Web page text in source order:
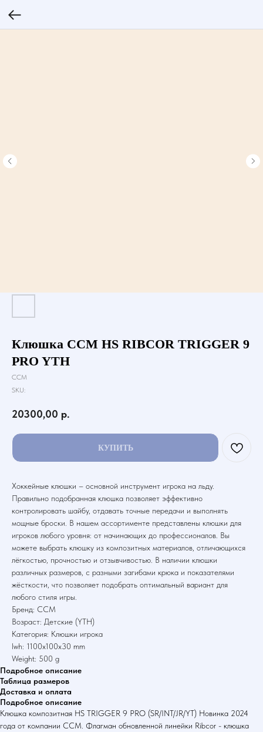
Клюшка CCM HS RIBCOR TRIGGER 9
PRO YTH
CCM
SKU:
20300,00 р.
КУПИТЬ
Хоккейные клюшки – основной инструмент игрока на льду.
Правильно подобранная клюшка позволяет эффективно
контролировать шайбу, отдавать точные передачи и выполнять
мощные броски. В нашем ассортименте представлены клюшки для
игроков любого уровня: от начинающих до профессионалов. Вы
можете выбрать клюшку из композитных материалов, отличающихся
лёгкостью, прочностью и отзывчивостью. В наличии клюшки
различных размеров, с разными загибами крюка и показателями
жёсткости, что позволяет подобрать оптимальный вариант для
любого стиля игры.
Бренд: CCM
Возраст: Детские (YTH)
Категория: Клюшки игрока
lwh: 1100x100x30 mm
Weight: 500 g
Подробное описание
Таблица размеров
Доставка и оплата
Подробное описание
Клюшка композитная HS TRIGGER 9 PRO (SR/INT/JR/YT) Новинка 2024
года от компании CCM. Флагман обновленной линейки Ribcor - клюшка